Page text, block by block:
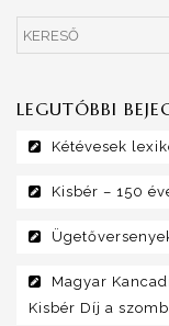
LEGUTÓBBI
Kétévesek
Kisbér – 150
Magyar
Kisbér Díj a